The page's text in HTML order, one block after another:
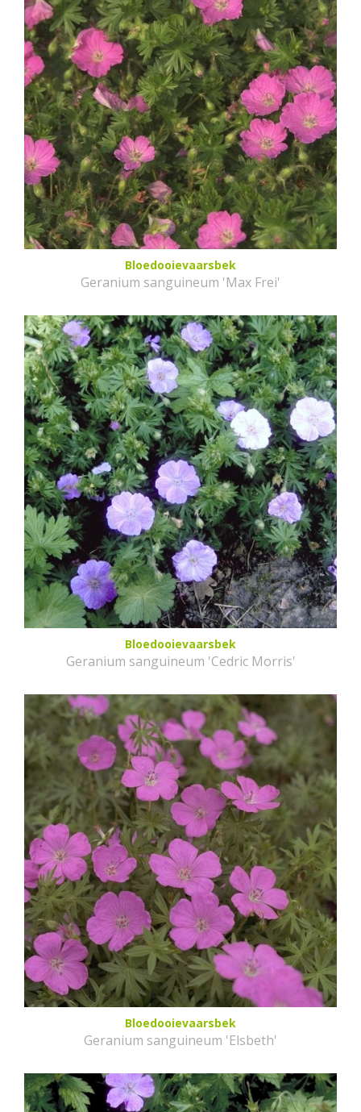
Bloedooievaarsbek
Geranium sanguineum 'Max Frei'
Bloedooievaarsbek
Geranium sanguineum 'Cedric Morris'
Bloedooievaarsbek
Geranium sanguineum 'Elsbeth'